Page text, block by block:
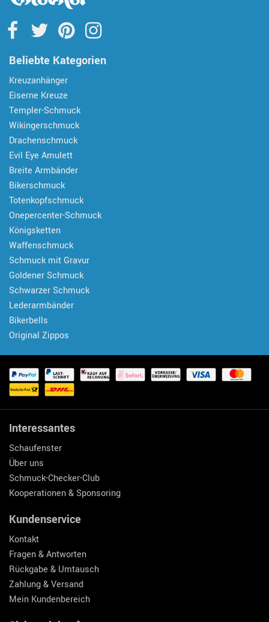
Beliebte Kategorien
Kreuzanhänger
Eiserne Kreuze
Templer-Schmuck
Wikingerschmuck
Drachenschmuck
Evil Eye Amulett
Breite Armbänder
Bikerschmuck
Totenkopfschmuck
Onepercenter-Schmuck
Königsketten
Waffenschmuck
Schmuck mit Gravur
Goldener Schmuck
Schwarzer Schmuck
Lederarmbänder
Bikerbells
Original Zippos
Interessantes
Schaufenster
Über uns
Schmuck-Checker-Club
Kooperationen & Sponsoring
Kundenservice
Kontakt
Fragen & Antworten
Rückgabe & Umtausch
Zahlung & Versand
Mein Kundenbereich